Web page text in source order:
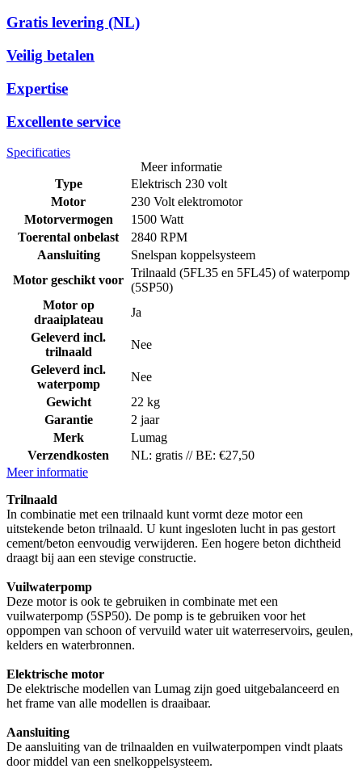
Gratis levering (NL)
Veilig betalen
Expertise
Excellente service
Specificaties
Meer informatie
Type
Elektrisch 230 volt
Motor
230 Volt elektromotor
Motorvermogen
1500 Watt
Toerental onbelast
2840 RPM
Aansluiting
Snelspan koppelsysteem
Motor geschikt voor
Trilnaald (5FL35 en 5FL45) of waterpomp
(5SP50)
Motor op
draaiplateau
Ja
Geleverd incl.
trilnaald
Nee
Geleverd incl.
waterpomp
Nee
Gewicht
22 kg
Garantie
2 jaar
Merk
Lumag
Verzendkosten
NL: gratis // BE: €27,50
Meer informatie
Trilnaald
In combinatie met een trilnaald kunt vormt deze motor een
uitstekende beton trilnaald. U kunt ingesloten lucht in pas gestort
cement/beton eenvoudig verwijderen. Een hogere beton dichtheid
draagt bij aan een stevige constructie.
Vuilwaterpomp
Deze motor is ook te gebruiken in combinate met een
vuilwaterpomp (5SP50). De pomp is te gebruiken voor het
oppompen van schoon of vervuild water uit waterreservoirs, geulen,
kelders en waterbronnen.
Elektrische motor
De elektrische modellen van Lumag zijn goed uitgebalanceerd en
het frame van alle modellen is draaibaar.
Aansluiting
De aansluiting van de trilnaalden en vuilwaterpompen vindt plaats
door middel van een snelkoppelsysteem.